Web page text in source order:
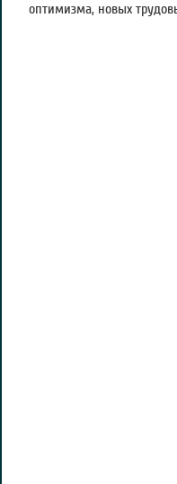
оптимизма, новых